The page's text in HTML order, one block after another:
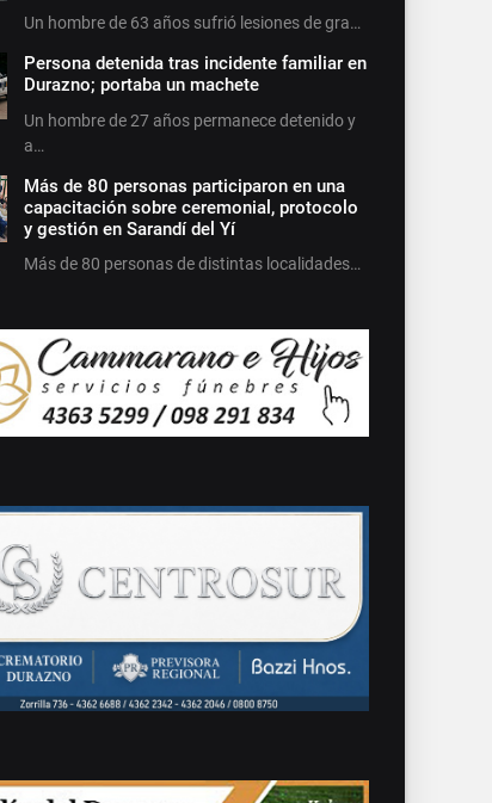
Un hombre de 63 años sufrió lesiones de gra…
Persona detenida tras incidente familiar en
Durazno; portaba un machete
Un hombre de 27 años permanece detenido y
a…
Más de 80 personas participaron en una
capacitación sobre ceremonial, protocolo
y gestión en Sarandí del Yí
Más de 80 personas de distintas localidades…